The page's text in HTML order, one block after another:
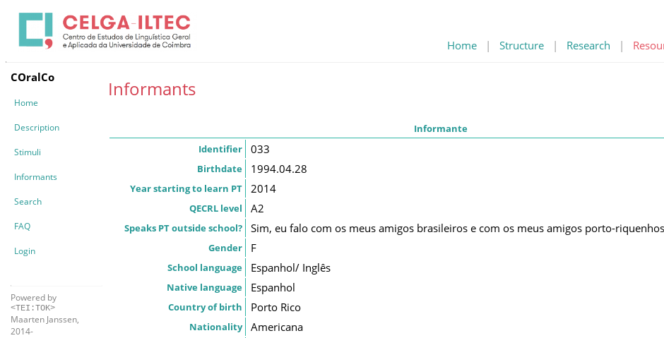
Home | Structure | Research |
COralCo
Home
Description
Stimuli
Informants
Search
FAQ
Login
Powered by
<TEI:TOK>
Maarten Janssen,
2014-
Informants
Informante
Identifier
033
Birthdate 1994.04.28
Year starting to learn PT 2014
QECRL level A2
Speaks PT outside school? Sim, eu falo com os meus amigos brasileiros e com os meus amigos porto-
Gender F
School language Espanhol/ Inglês
Native language Espanhol
Country of birth Porto Rico
Nationality Americana